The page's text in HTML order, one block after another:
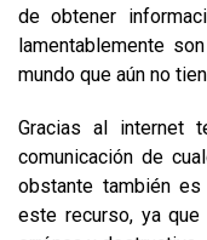
de obtener
lamentablemente
mundo que aún no
Gracias al internet
comunicación de
obstante también
este recurso, ya